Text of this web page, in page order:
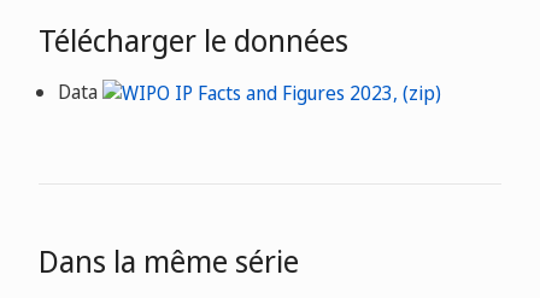
Télécharger le données
Data
Dans la même série